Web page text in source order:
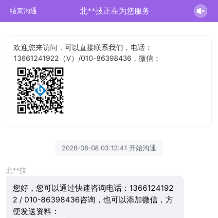
结束沟通 北**技正在为您服务
欢迎您来访问，可以直接联系我们，电话：
13661241922（V）/010-86398436，微信：
2026-08-08 03:12:41 开始沟通
北**技
您好，您可以通过快速咨询电话：1366124192
2 / 010-86398436咨询，也可以添加微信，方
便发送资料：